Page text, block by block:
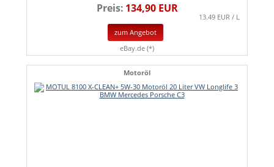
Preis: 134,90 EUR
13.49 EUR / L
zum Angebot
eBay.de (*)
Motoröl